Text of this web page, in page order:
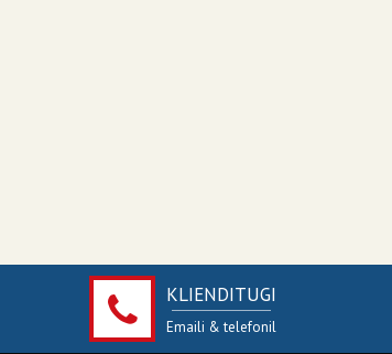
KLIENDITUGI
Emaili & telefonil